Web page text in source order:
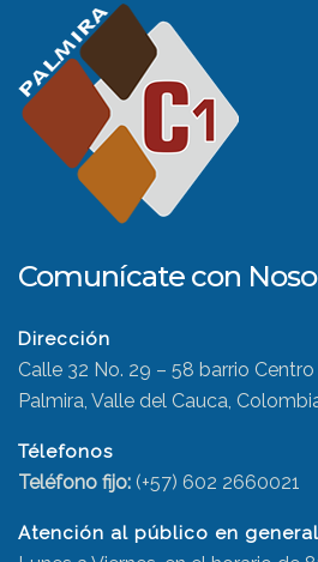
Comunícate con
Dirección
Calle 32 No. 29 – 58 barrio Centro
Palmira, Valle del Cauca,
Télefonos
Teléfono fijo: (+57) 602 2660021
Atención al público en